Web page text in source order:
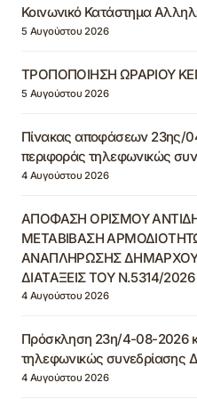
Κοινωνικό Κατάστημα
5 Αυγούστου 2026
ΤΡΟΠΟΠΟΙΗΣΗ ΩΡΑΡΙΟΥ
5 Αυγούστου 2026
Πίνακας αποφάσεων 23ης/
περιφοράς τηλεφωνικώς
4 Αυγούστου 2026
ΑΠΟΦΑΣΗ ΟΡΙΣΜΟΥ
ΜΕΤΑΒΙΒΑΣΗ
ΑΝΑΠΛΗΡΩΣΗΣ
ΔΙΑΤΑΞΕΙΣ ΤΟΥ Ν.5314/2026
4 Αυγούστου 2026
Πρόσκληση 23η/4-08-2026
τηλεφωνικώς συνεδρίασης
4 Αυγούστου 2026